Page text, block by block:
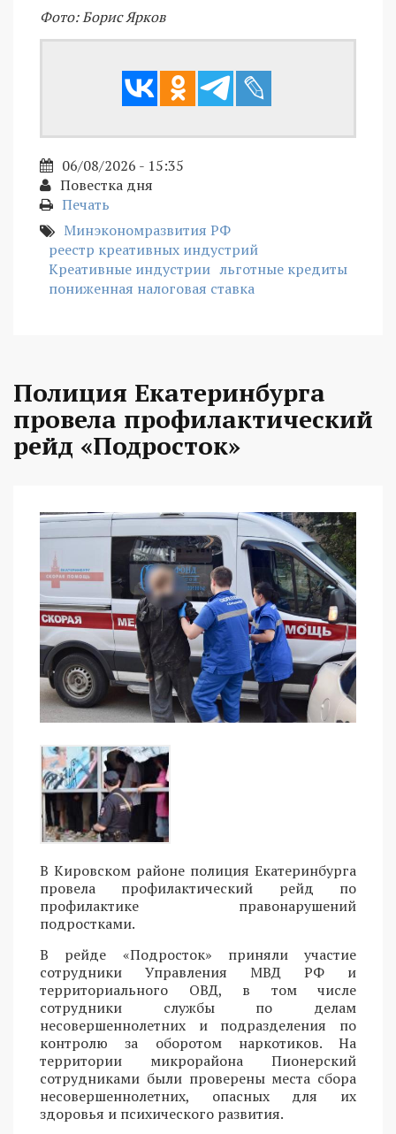
Фото: Борис Ярков
06/08/2026 - 15:35
Повестка дня
Печать
Минэкономразвития РФ
реестр креативных индустрий
Креативные индустрии льготные кредиты
пониженная налоговая ставка
Полиция Екатеринбурга
провела профилактический
рейд «Подросток»
В Кировском районе полиция Екатеринбурга
провела профилактический рейд по
профилактике правонарушений
подростками.
В рейде «Подросток» приняли участие
сотрудники Управления МВД РФ и
территориального ОВД, в том числе
сотрудники службы по делам
несовершеннолетних и подразделения по
контролю за оборотом наркотиков. На
территории микрорайона Пионерский
сотрудниками были проверены места сбора
несовершеннолетних, опасных для их
здоровья и психического развития.